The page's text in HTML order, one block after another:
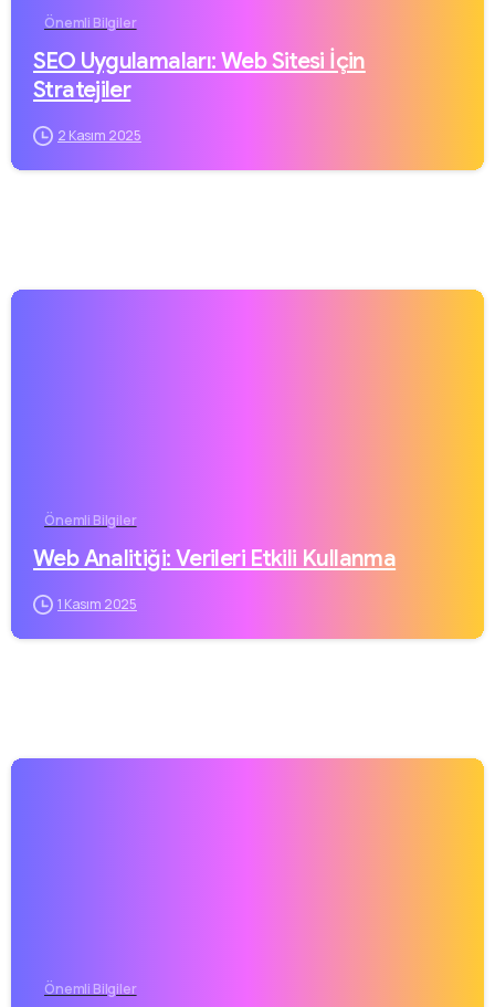
Önemli Bilgiler
SEO Uygulamaları: Web Sitesi İçin
Stratejiler
2 Kasım 2025
Önemli Bilgiler
Web Analitiği: Verileri Etkili Kullanma
1 Kasım 2025
Önemli Bilgiler